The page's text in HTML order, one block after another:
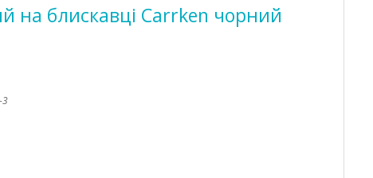
на блискавці Carrken чорний
3